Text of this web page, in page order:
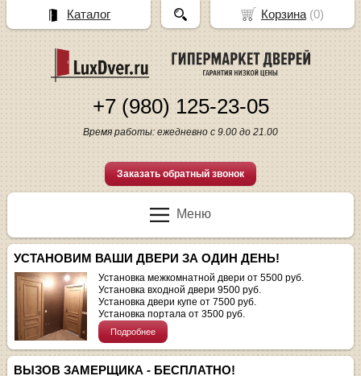
+7 (980) 125-23-05
Время работы: ежедневно с 9.00 до 21.00
Заказать обратный звонок
Меню
УСТАНОВИМ ВАШИ ДВЕРИ ЗА ОДИН ДЕНЬ!
Установка межкомнатной двери от 5500 руб.
Установка входной двери 9500 руб.
Установка двери купе от 7500 руб.
Установка портала от 3500 руб.
Подробнее
ВЫЗОВ ЗАМЕРЩИКА - БЕСПЛАТНО!
Корзина(0)
Каталог